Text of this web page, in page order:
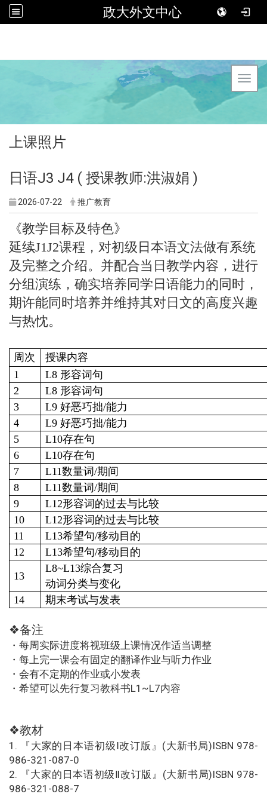
政大外文中心
上课照片
日语J3 J4 ( 授课教师:洪淑娟 )
2026-07-22 推广教育
《教学目标及特色》
延续J1J2课程，对初级日本语文法做有系统
及完整之介绍。并配合当日教学内容，进行
分组演练，确实培养同学日语能力的同时，
期许能同时培养并维持其对日文的高度兴趣
与热忱。
周次
授课内容
1
L8 形容词句
2
L8 形容词句
3
L9好恶巧拙/能力
4
L9好恶巧拙/能力
5
L10存在句
6
L10存在句
7
L11数量词/期间
8
L11数量词/期间
9
L12形容词的过去与比较
10
L12形容词的过去与比较
11
L13希望句/移动目的
12
L13希望句/移动目的
13
L8~L13综合复习
动词分类与变化
14
期末考试与发表
❖备注
・每周实际进度将视班级上课情况作适当调整
・每上完一课会有固定的翻译作业与听力作业
・会有不定期的作业或小发表
・希望可以先行复习教科书L1~L7内容
❖教材
1. 『大家的日本语初级Ⅰ改订版』(大新书局)ISBN 978-
986-321-087-0
2. 『大家的日本语初级Ⅱ改订版』(大新书局)ISBN 978-
986-321-088-7